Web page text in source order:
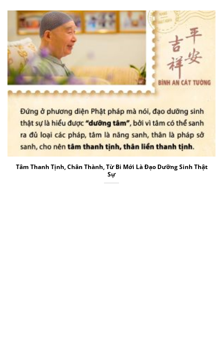
Tâm Thanh Tịnh, Chân Thành, Từ Bi Mới Là Đạo Dưỡng Sinh Thật
Sự